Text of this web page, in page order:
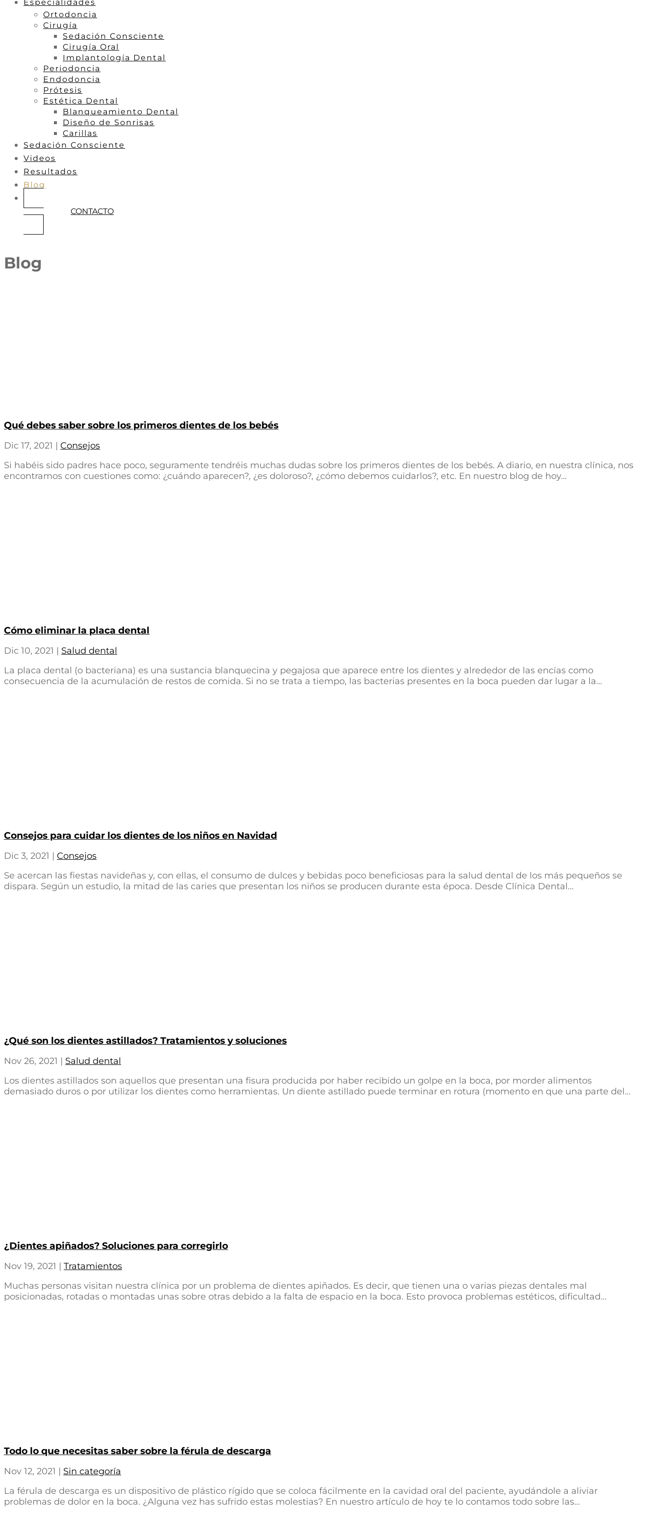
Especialidades
Ortodoncia
Cirugía
Sedación Consciente
Cirugía Oral
Implantología Dental
Periodoncia
Endodoncia
Prótesis
Estética Dental
Blanqueamiento Dental
Diseño de Sonrisas
Carillas
Sedación Consciente
Videos
Resultados
Blog
CONTACTO
Blog
Qué debes saber sobre los primeros dientes de los bebés
Dic 17, 2021 | Consejos
Si habéis sido padres hace poco, seguramente tendréis muchas dudas sobre los primeros dientes de los bebés. A diario, en nuestra clínica, nos
encontramos con cuestiones como: ¿cuándo aparecen?, ¿es doloroso?, ¿cómo debemos cuidarlos?, etc. En nuestro blog de hoy...
Cómo eliminar la placa dental
Dic 10, 2021 | Salud dental
La placa dental (o bacteriana) es una sustancia blanquecina y pegajosa que aparece entre los dientes y alrededor de las encías como
consecuencia de la acumulación de restos de comida. Si no se trata a tiempo, las bacterias presentes en la boca pueden dar lugar a la...
Consejos para cuidar los dientes de los niños en Navidad
Dic 3, 2021 | Consejos
Se acercan las fiestas navideñas y, con ellas, el consumo de dulces y bebidas poco beneficiosas para la salud dental de los más pequeños se
dispara. Según un estudio, la mitad de las caries que presentan los niños se producen durante esta época. Desde Clínica Dental...
¿Qué son los dientes astillados? Tratamientos y soluciones
Nov 26, 2021 | Salud dental
Los dientes astillados son aquellos que presentan una fisura producida por haber recibido un golpe en la boca, por morder alimentos
demasiado duros o por utilizar los dientes como herramientas. Un diente astillado puede terminar en rotura (momento en que una parte del...
¿Dientes apiñados? Soluciones para corregirlo
Nov 19, 2021 | Tratamientos
Muchas personas visitan nuestra clínica por un problema de dientes apiñados. Es decir, que tienen una o varias piezas dentales mal
posicionadas, rotadas o montadas unas sobre otras debido a la falta de espacio en la boca. Esto provoca problemas estéticos, dificultad...
Todo lo que necesitas saber sobre la férula de descarga
Nov 12, 2021 | Sin categoría
La férula de descarga es un dispositivo de plástico rígido que se coloca fácilmente en la cavidad oral del paciente, ayudándole a aliviar
problemas de dolor en la boca. ¿Alguna vez has sufrido estas molestias? En nuestro artículo de hoy te lo contamos todo sobre las...